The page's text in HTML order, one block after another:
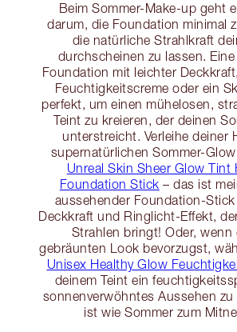
Beim Sommer-Make-up geht
darum, die Foundation minimal
die natürliche Strahlkraft
durchscheinen zu lassen.
Foundation mit leichter
Feuchtigkeitscreme oder ein
perfekt, um einen mühelosen,
Teint zu kreieren, der deinen
unterstreicht. Verleihe deiner
supernatürlichen Sommer-
Unreal Skin Sheer Glow Tint
Foundation Stick – das ist
aussehender Foundation-
Deckkraft und Ringlicht-Effekt,
Strahlen bringt! Oder, wenn
gebräunten Look bevorzugst,
Unisex Healthy Glow
deinem Teint ein
sonnenverwöhntes Aussehen zu
ist wie Sommer zum